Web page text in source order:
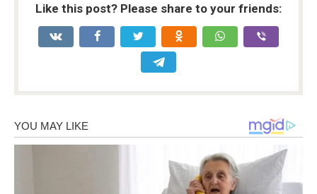
Like this post? Please share to your friends: